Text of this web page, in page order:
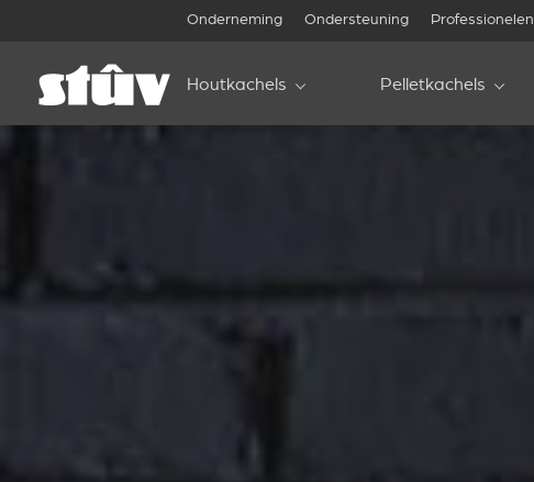
Onderneming Ondersteuning Professionelen
Houtkachels Pelletkachels